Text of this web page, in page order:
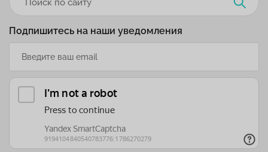
Подпишитесь на наши уведомления